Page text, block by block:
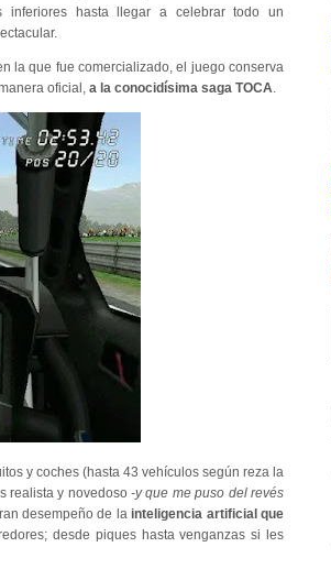
inferiores hasta llegar a celebrar todo un
la que fue comercializado, el juego conserva
oficial, a la conocidísima saga TOCA
y coches (hasta 43 vehículos según reza la
realista y novedoso-y que me puso del revés
desempeño de lainteligencia artificial que
desde piques hasta venganzas si les